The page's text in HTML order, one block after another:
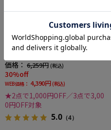
全2色
【即納】WEB限定【完全ノーアイロン】半袖
アイシャツボタンダウンストレッチ織柄無地i-
shirtワイシャツ春夏
価格： 6,259円 (税込)
30%off
WEB価格： 4,390円 (税込)
★2点で1,000円OFF／3点で3,00
0円OFF対象
5.0 （4）